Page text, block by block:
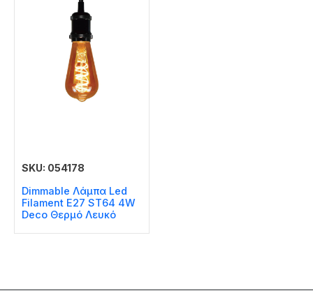
SKU: 054178
Dimmable Λάμπα Led
Filament E27 ST64 4W
Deco Θερμό Λευκό